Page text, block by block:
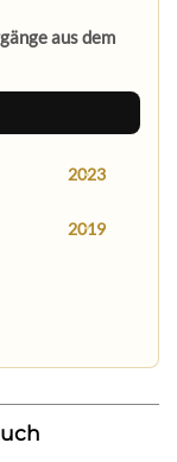
aus dem
2023
2019